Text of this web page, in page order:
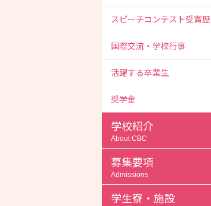
スピーチコンテスト受賞歴
国際交流・学校行事
活躍する卒業生
奨学金
学校紹介
About CBC
募集要項
Admissions
学生寮・施設